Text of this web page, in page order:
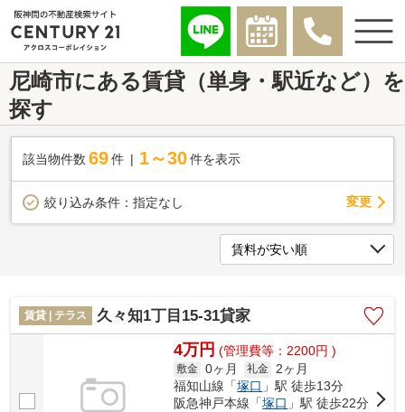
尼崎市にある賃貸（単身・駅近など）を
探す
該当物件数 69件 1～30 件を表示
絞り込み条件： 指定なし 変更
賃貸 | テラス 久々知1丁目15-31貸家
4万円 (管理費等：2200円 )
敷金 0ヶ月 礼金
2ヶ月
福知山線「塚口 」駅 徒歩13分
阪急神戸本線「塚口 」駅 徒歩22分